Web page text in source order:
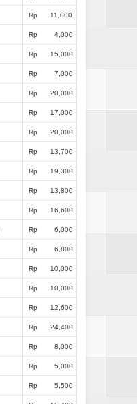
Rp 11,000
Rp 4,000
Rp 15,000
Rp 7,000
Rp 20,000
Rp 17,000
Rp 20,000
Rp 13,700
Rp 19,300
Rp 13,800
Rp 16,600
Rp 6,000
Rp 6,800
Rp 10,000
Rp 10,000
Rp 12,600
Rp 24,400
Rp 8,000
Rp 5,000
Rp 5,500